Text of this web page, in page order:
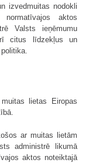
izvedmuitas nodokli
aktos
Valsts ieņēmumu
citus līdzekļus un
lietas Eiropas
ar muitas lietām
administrē likumā
aktos noteiktajā